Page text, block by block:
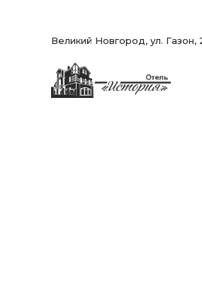
Великий Новгород, ул. Газон,